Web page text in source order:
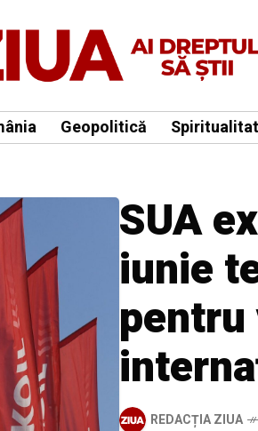
Geopolitică
SUA
iunie
REDACȚIA ZIUA